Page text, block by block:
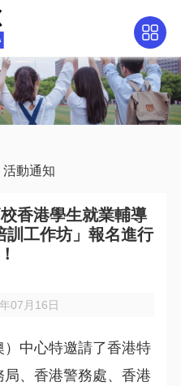
活動通知
香港學生就業輔導
訓工作坊」報名進行
07月16日
中心特邀請了香港特
局、 香港警務處、 香港